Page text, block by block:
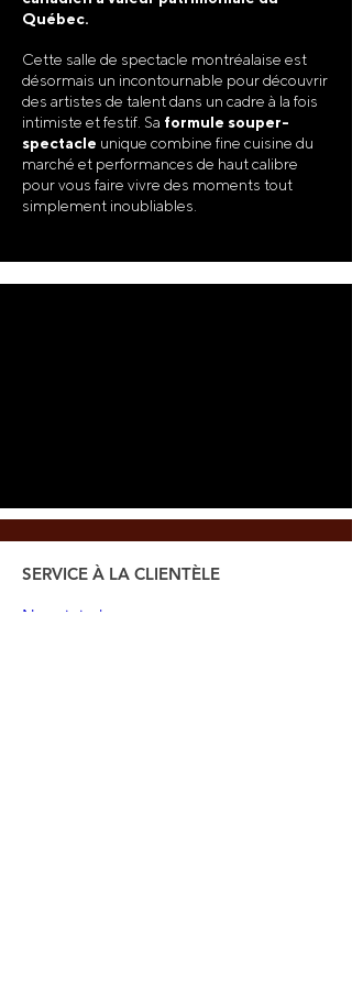
Québec.
Cette salle de spectacle montréalaise est
désormais un incontournable pour découvrir
des artistes de talent dans un cadre à la fois
intimiste et festif. Sa formule souper-
spectacle unique combine fine cuisine du
marché et performances de haut calibre
pour vous faire vivre des moments tout
simplement inoubliables.
SERVICE À LA CLIENTÈLE
Nous joindre